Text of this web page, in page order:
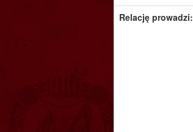
Relację prowadzi: